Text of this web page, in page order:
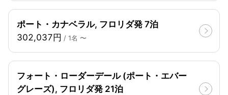
ポート・カナベラル, フロリダ発 7泊
302,037円 / 1名 〜
フォート・ローダーデール (ポート・エバー
グレーズ), フロリダ発 21泊